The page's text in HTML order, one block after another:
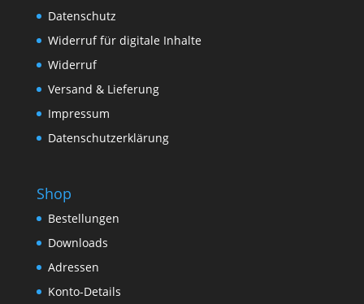
Datenschutz
Widerruf für digitale Inhalte
Widerruf
Versand & Lieferung
Impressum
Datenschutzerklärung
Shop
Bestellungen
Downloads
Adressen
Konto-Details